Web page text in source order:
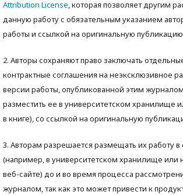
Attribution License, которая позволяет другим
данную работу с обязательным указанием
работы и ссылкой на оригинальную
2. Авторы сохраняют право заключать
контрактные соглашения на неэксклюзивное
версии работы, опубликованной этим
разместить ее в университетском хранилище
в книге), со ссылкой на оригинальную
3. Авторам разрешается размещать их работу в
(например, в университетском хранилище или
веб-сайте) до и во время процесса
журналом, так как это может привести к